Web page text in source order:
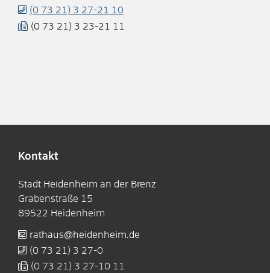
(0 73 21) 3 27-21 10
(0 73 21) 3 23-21 11
Kontakt
Stadt Heidenheim an der Brenz
Grabenstraße 15
89522 Heidenheim
rathaus@heidenheim.de
(0 73 21) 3 27-0
(0 73 21) 3 27-10 11